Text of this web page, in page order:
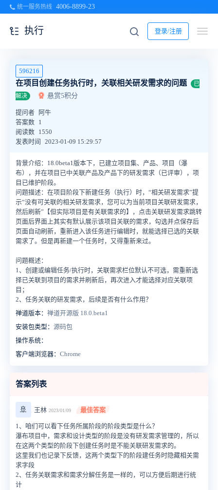
统一服务热线 4006-8899-23
登录/注册
执行
596216
在项目创建任务执行时，关联相关研发需求的问题
已
解决
悬赏5积分
提问者
阿牛
答案数 1
阅读数 1550
发表时间
2023-01-09 15:29:57
背景介绍：18.0beta1版本下，已建立项目集、产品、项目（瀑
布），并在项目已中关联产品及产品下的研发需求（已评审），项
目已维护阶段。
问题描述：在项目阶段下新建任务（执行）时，“相关研发需求”提
示“没有可关联的相关研发需求，您可以为当前项目关联研发需求，
然后刷新”【但实际项目是有关联需求的】，点击关联研发需求跳转
页面后界面上其实有默认展示该项目关联的需求，勾选并点保存后
页面自动刷新，重新进入该任务进行编辑时，就能选择已选的关联
需求了。但是再新建一个任务时，又得重新来过。
问题概述：
1、创建或编辑任务/执行时，关联需求栏位默认不可选，需重新选
择已关联到项目的需求并刷新后，再次进入才能选择对应关联项
目；
2、任务关联的研发需求，后续是否有什么作用？
禅道版本： 禅道开源版 18.0.beta1
安装包类型： 源码包
操作系统：
客户端浏览器： Chrome
答案列表
🚢 王林 2023/01/09 最佳答案
1、咱们可以看下任务所属阶段的阶段类型是什么？
瀑布项目中，需求和设计类型的阶段是没有研发需求管理的，所以
在这两个类型的阶段下创建任务时是不能关联研发需求的。
这里我们也记录下反馈，这两个类型下的阶段建任务时隐藏相关需
求字段
2、任务关联需求和需求分解任务是一样的，可以方便后期进行统
计